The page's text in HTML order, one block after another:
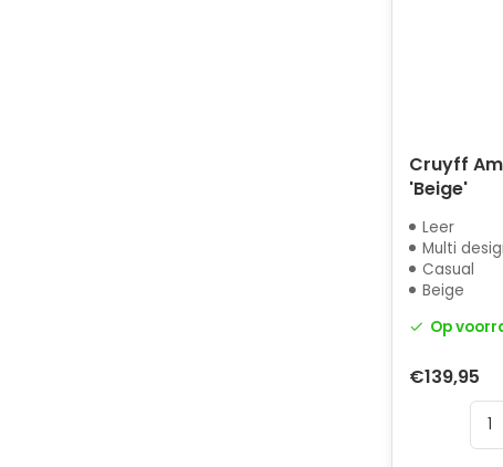
Cruyff
'Beige'
Leer
Multi
Casual
Beige
Op
€139,95